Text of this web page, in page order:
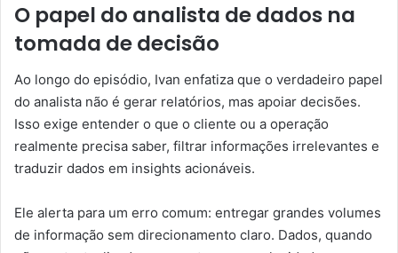
O papel do analista de dados na
tomada de decisão
Ao longo do episódio, Ivan enfatiza que o verdadeiro papel
do analista não é gerar relatórios, mas apoiar decisões.
Isso exige entender o que o cliente ou a operação
realmente precisa saber, filtrar informações irrelevantes e
traduzir dados em insights acionáveis.
Ele alerta para um erro comum: entregar grandes volumes
de informação sem direcionamento claro. Dados, quando